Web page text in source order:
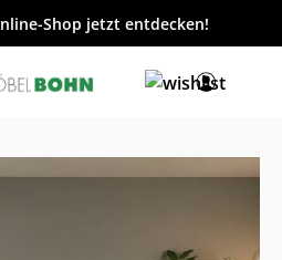
Shop jetzt entdecken!